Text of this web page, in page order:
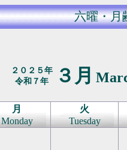
六曜・月
２０２５年
令和７年
３月
月
Monday
火
Tuesday